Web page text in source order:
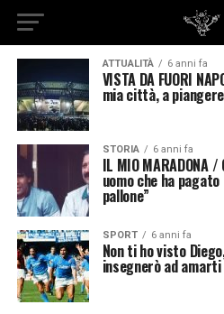
ATTUALITÀ 6 anni fa
VISTA DA FUORI
mia città, a
STORIA 6 anni fa
IL MIO MARADONA
uomo che ha
pallone”
SPORT 6 anni fa
Non ti ho visto
insegnerò ad amarti